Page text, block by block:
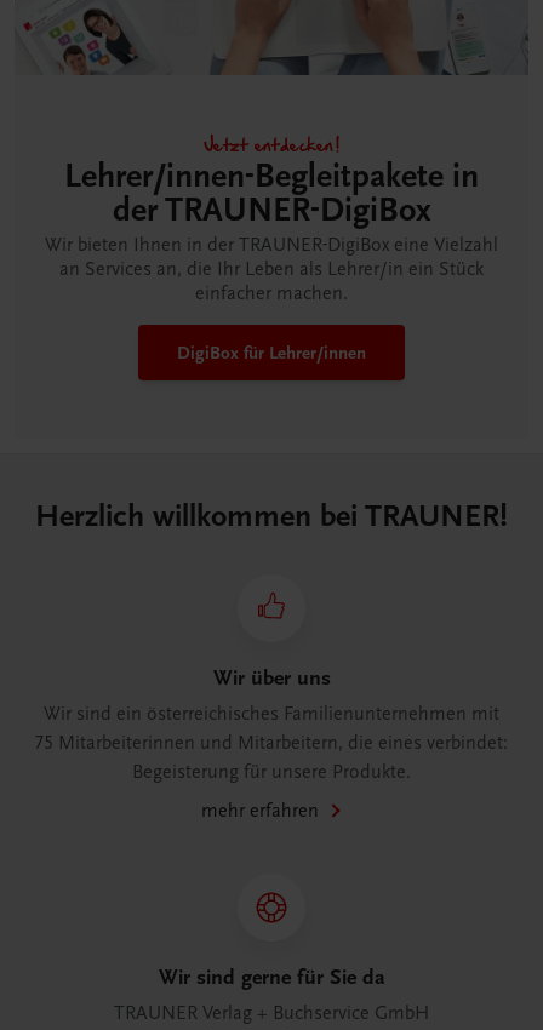
Jetzt entdecken!
Lehrer/innen-Begleitpakete in
der TRAUNER-DigiBox
Wir bieten Ihnen in der TRAUNER-DigiBox eine Vielzahl
an Services an, die Ihr Leben als Lehrer/in ein Stück
einfacher machen.
DigiBox für Lehrer/innen
Herzlich willkommen bei TRAUNER!
Wir über uns
Wir sind ein österreichisches Familienunternehmen mit
75 Mitarbeiterinnen und Mitarbeitern, die eines verbindet:
Begeisterung für unsere Produkte.
mehr erfahren
Wir sind gerne für Sie da
TRAUNER Verlag + Buchservice GmbH